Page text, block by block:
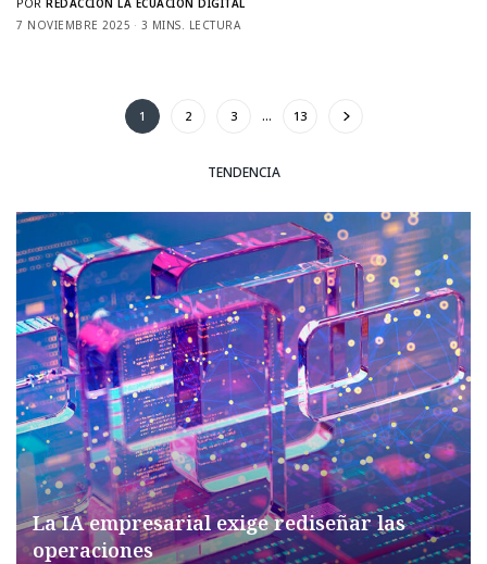
POR REDACCIÓN LA ECUACIÓN DIGITAL
7 NOVIEMBRE 2025
3 MINS. LECTURA
1 2 3 … 13
TENDENCIA
La IA empresarial exige rediseñar las
operaciones